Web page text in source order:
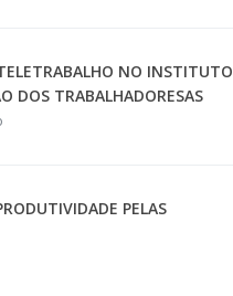
NO INSTITUTO
DOS TRABALHADORESAS
PELAS